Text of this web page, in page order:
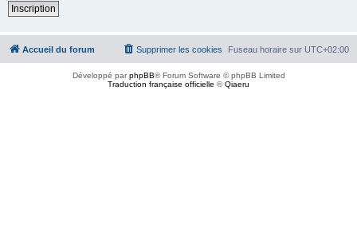
Inscription
Accueil du forum Fuseau horaire sur UTC+02:00
Supprimer les cookies
Développé parphpBB® Forum Software © phpBB Limited
Traduction française officielle ©Qiaeru